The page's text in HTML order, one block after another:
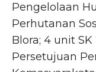
Pengelolaan
Perhutanan
Blora; 4 unit
Persetujuan